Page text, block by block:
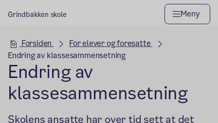
Grindbakken skole Meny
Hovedseksjon
Forsiden
For elever og foresatte
Endring av klassesammensetning
Endring av
klassesammensetning
Skolens ansatte har over tid sett at det